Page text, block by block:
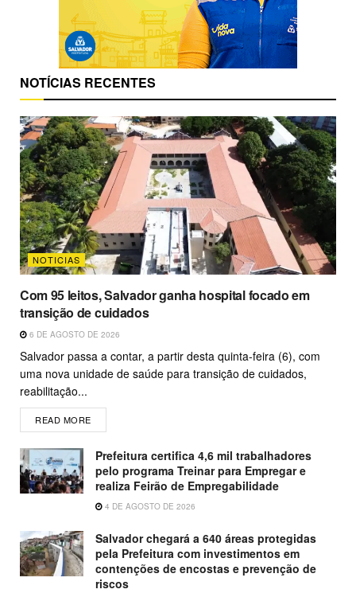
NOTÍCIAS RECENTES
NOTICIAS
Com 95 leitos, Salvador ganha hospital focado em
transição de cuidados
6 DE AGOSTO DE 2026
Salvador passa a contar, a partir desta quinta-feira (6), com
uma nova unidade de saúde para transição de cuidados,
reabilitação...
READ MORE
Prefeitura certifica 4,6 mil trabalhadores
pelo programa Treinar para Empregar e
realiza Feirão de Empregabilidade
4 DE AGOSTO DE 2026
Salvador chegará a 640 áreas protegidas
pela Prefeitura com investimentos em
contenções de encostas e prevenção de
riscos